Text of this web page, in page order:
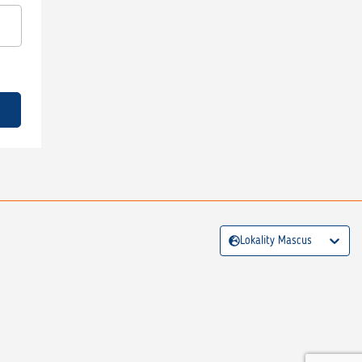
Lokality Mascus